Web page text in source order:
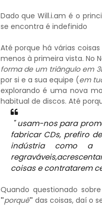
Dado que Will.i.am é o
se encontra é indefinido
Até porque há várias
menos à primeira vista. No
forma de um triângulo em
por si e a sua equipe (em
explorando é uma nova
habitual de discos. Até
" usam-nos para
fabricar CDs, prefiro
indústria como a
coisas e contratarem
Quando questionado
"porquê" das coisas, daí o